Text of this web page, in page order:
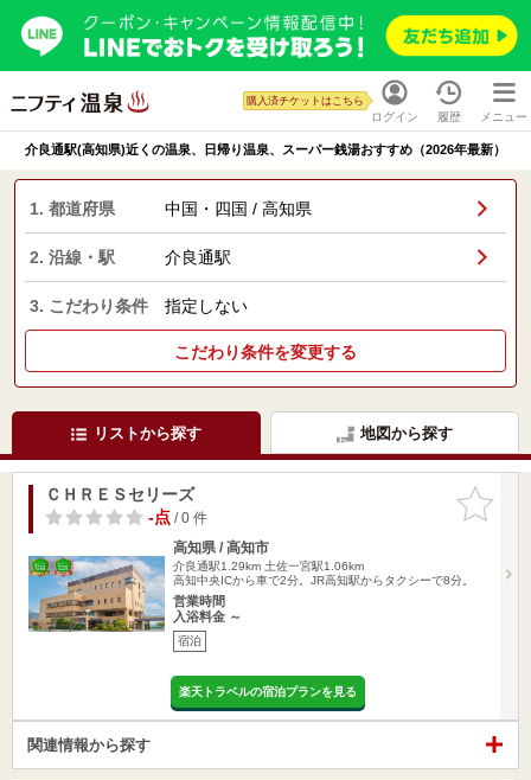
ログイン
購入済チケットはこちら
履歴 メニュー
介良通駅(高知県)近くの温泉、日帰り温泉、スーパー銭湯おすすめ（2026年最新）
1. 都道府県 中国・四国 / 高知県
2. 沿線・駅 介良通駅
3. こだわり条件 指定しない
こだわり条件を変更する
リストから探す 地図から探す
お気に入
りに追加
ＣＨＲＥＳセリーズ
-点/ 0 件
高知県 / 高知市
介良通駅1.29km 土佐一宮駅1.06km
高知中央ICから車で2分。JR高知駅からタクシーで8分。
営業時間
入浴料金 ～
宿泊
楽天トラベルの宿泊プランを見る
関連情報から探す